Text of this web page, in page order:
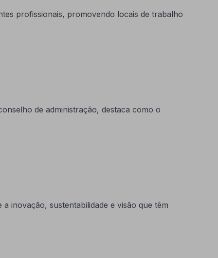
profissionais, promovendo locais de trabalho
de administração, destaca como o
inovação, sustentabilidade e visão que têm